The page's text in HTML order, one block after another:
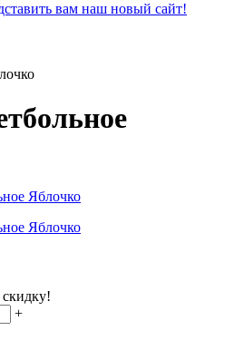
вам наш новый сайт!
+